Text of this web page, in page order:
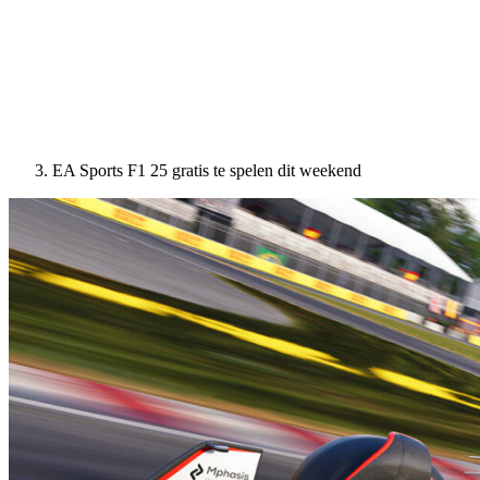
EA Sports F1 25 gratis te spelen dit weekend